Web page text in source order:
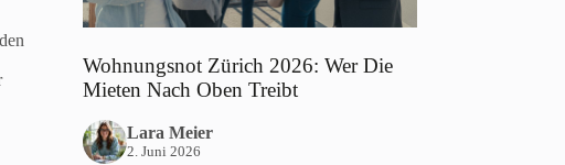
Wohnungsnot Zürich 2026: Wer Die
Mieten Nach Oben Treibt
Lara Meier
2. Juni 2026